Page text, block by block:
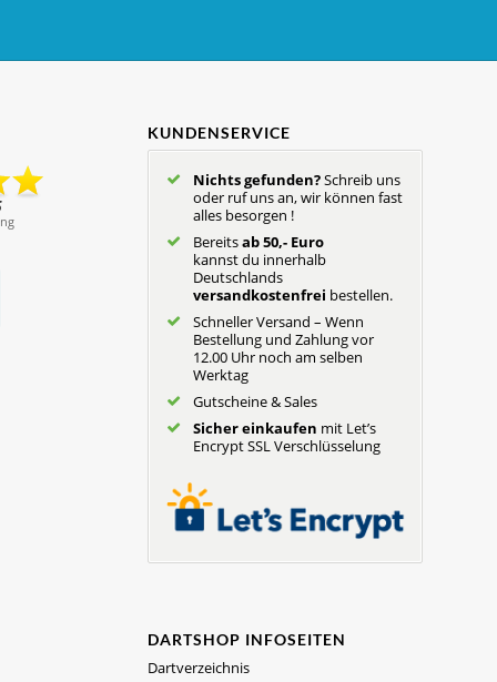
KUNDENSERVICE
Nichts gefunden?Schreib uns
oder ruf uns an, wir können fast
alles besorgen !
Bereitsab 50,- Euro
kannst du innerhalb
Deutschlands
versandkostenfrei bestellen.
Schneller Versand – Wenn
Bestellung und Zahlung vor
12.00 Uhr noch am selben
Werktag
Gutscheine & Sales
Sicher einkaufen mit Let’s
Encrypt SSL Verschlüsselung
DARTSHOP INFOSEITEN
Dartverzeichnis